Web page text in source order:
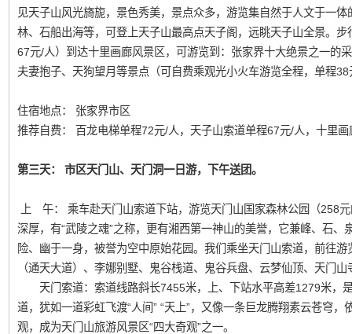
见天子山风光旖旎，景色秀美，景点众多，游览集自然于人文于一
林、石船出海等，可登上天子山最高点天子阁，远眺天子山全景。
67元/人）到达十里画廊风景区，可游览到：张家界十大绝景之一的
夫妻抱子、天狗望月等景点（可自费乘观光小火车游览全程，单程38
住宿地点： 张家界市区
推荐自费： 百龙电梯单程72元/人，天子山索道单程67元/人，十里
第三天： 市区天门山、天门洞一日游，下午送团。
上 午： 乘车赴天门山索道下站，游览天门山国家森林公园（258
深厚，有“武陵之魂”之称，更有湘西第一神山的美誉，它兼峰、石
险、幽于一身，被誉为空中原始花园。我们乘坐天门山索道，前往
（通天大道）、李娜别墅、鬼谷栈道、鬼谷兵盘、云梦仙顶、天门
天门索道：索道线路斜长7455米，上、下站水平高差1279米，
道，犹如一道彩虹飞渡“人间” “天上”，又像一条巨龙腾翔素云苍穹
观，成为天门山旅游风景区“四大奇观”之一。